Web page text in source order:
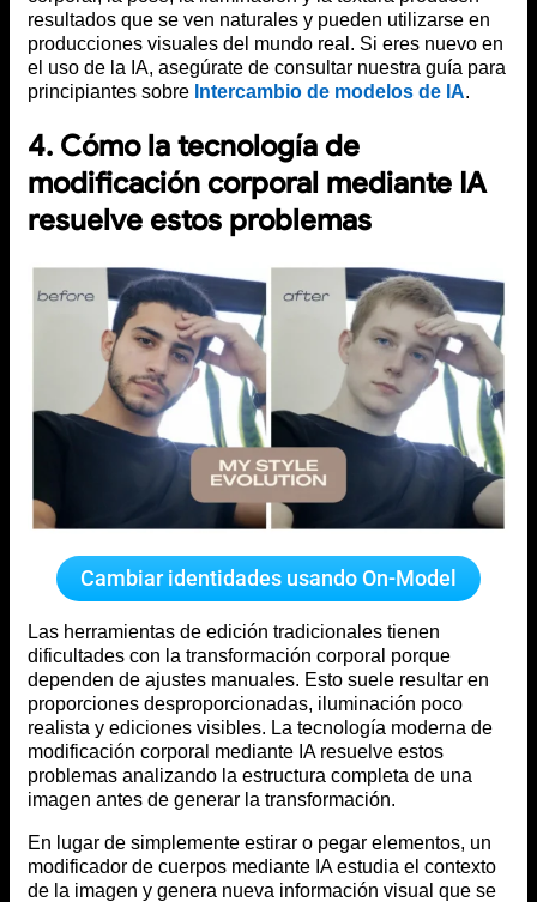
resultados que se ven naturales y pueden utilizarse en
producciones visuales del mundo real. Si eres nuevo en
el uso de la IA, asegúrate de consultar nuestra guía para
principiantes sobre Intercambio de modelos de IA.
4. Cómo la tecnología de
modificación corporal mediante IA
resuelve estos problemas
Cambiar identidades usando On-Model
Las herramientas de edición tradicionales tienen
dificultades con la transformación corporal porque
dependen de ajustes manuales. Esto suele resultar en
proporciones desproporcionadas, iluminación poco
realista y ediciones visibles. La tecnología moderna de
modificación corporal mediante IA resuelve estos
problemas analizando la estructura completa de una
imagen antes de generar la transformación.
En lugar de simplemente estirar o pegar elementos, un
modificador de cuerpos mediante IA estudia el contexto
de la imagen y genera nueva información visual que se